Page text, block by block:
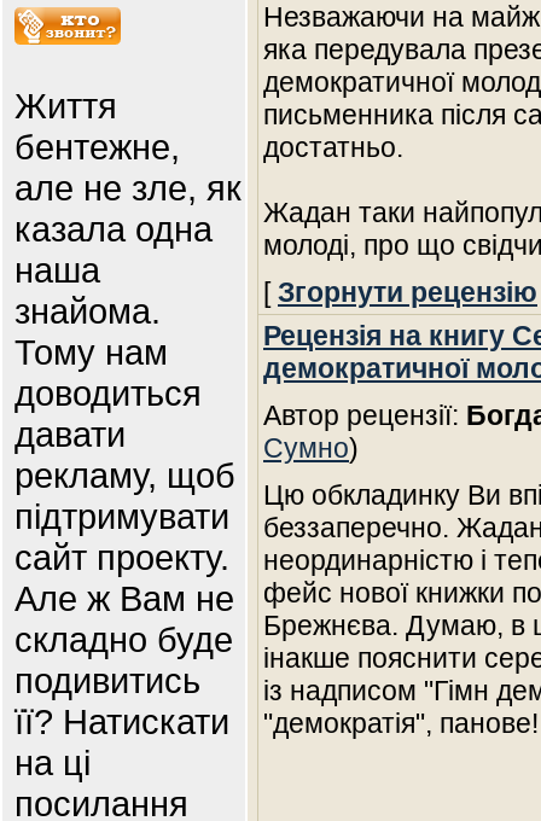
Життя
бентежне,
але не зле, як
казала одна
наша
знайома.
Тому нам
доводиться
давати
рекламу, щоб
підтримувати
сайт проекту.
Але ж Вам не
складно буде
подивитись
її? Натискати
на ці
посилання
Незважаючи на
яка передувала
демократичної
письменника після
достатньо.
Жадан таки
молоді, про що
[Згорнути рецензію
Рецензія на книгу
демократичної
Автор рецензії:
Сумно)
Цю обкладинку Ви
беззаперечно.
неординарністю і
фейс нової книжки
Брежнєва. Думаю, в
інакше пояснити
із надписом "Гімн
"демократія", панове!